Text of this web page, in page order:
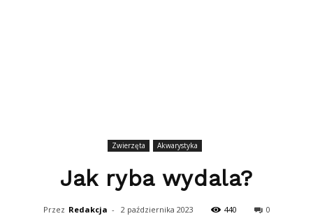
Zwierzęta Akwarystyka
Jak ryba wydala?
Przez Redakcja - 2 października 2023 440 0